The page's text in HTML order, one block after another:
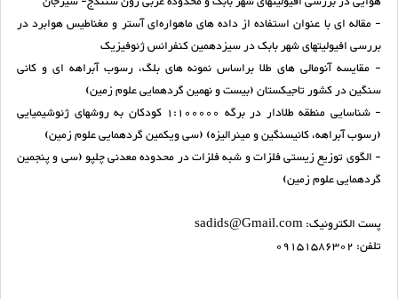
- مقاله ای با عنوان استفاده از داده های ماهواره‌ای آستر و مغناطیس هوابرد در
بررسی افیولیتهای شهر بابک در سیزدهمین کنفرانس ژئوفیزیک
- مقایسه آنومالی­ های طلا براساس نمونه ­های بلگ، رسوب آبراهه ­ای و کانی
سنگین در کشور تاجیکستان (بیست و نهمین گردهمایی علوم زمین)
- شناسایی منطقه طلادار در برگه 1:100000 کودکان به روشهای ژئوشیمیایی
(رسوب آبراهه، کانی­سنگین و مینرالیزه) (سی ویکمین گردهمایی علوم زمین)
- الگوی توزیع زیستی فلزات و شبه فلزات در محدوده معدنی چلپو (سی و پنجمین
گردهمایی علوم زمین)
پست الکترونیک: sadids@Gmail.com
تلفن: 09151586302